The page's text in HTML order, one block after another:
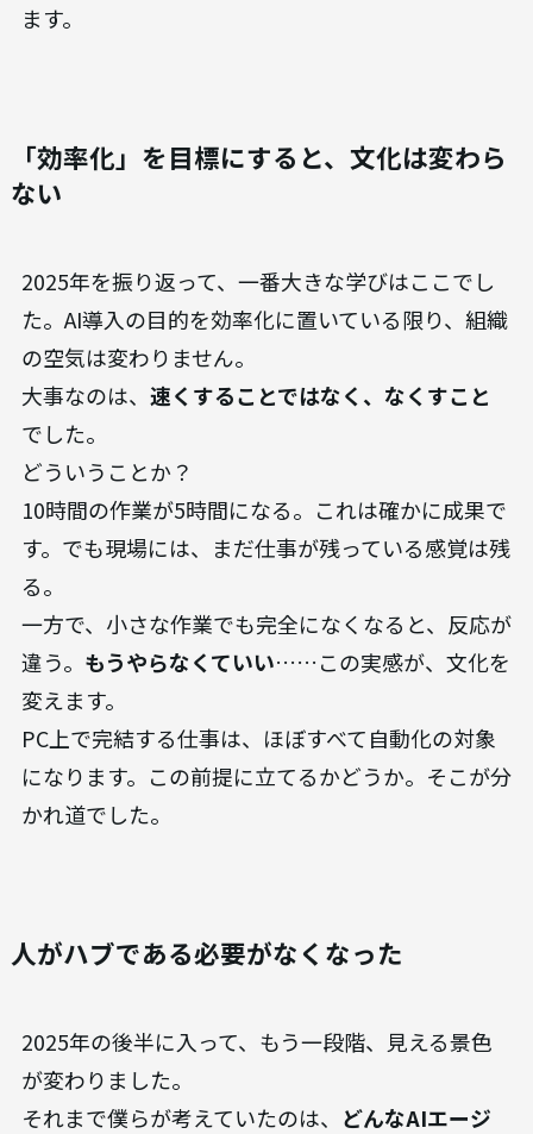
ます。
「効率化」を目標にすると、文化は変わら
ない
2025年を振り返って、一番大きな学びはここでし
た。AI導入の目的を効率化に置いている限り、組織
の空気は変わりません。
大事なのは、 速くすることではなく、なくすこと
でした。
どういうことか？
10時間の作業が5時間になる。これは確かに成果で
す。でも現場には、まだ仕事が残っている感覚は残
る。
一方で、小さな作業でも完全になくなると、反応が
違う。 もうやらなくていい……この実感が、文化を
変えます。
PC上で完結する仕事は、ほぼすべて自動化の対象
になります。この前提に立てるかどうか。そこが分
かれ道でした。
人がハブである必要がなくなった
2025年の後半に入って、もう一段階、見える景色
が変わりました。
それまで僕らが考えていたのは、 どんなAIエージ